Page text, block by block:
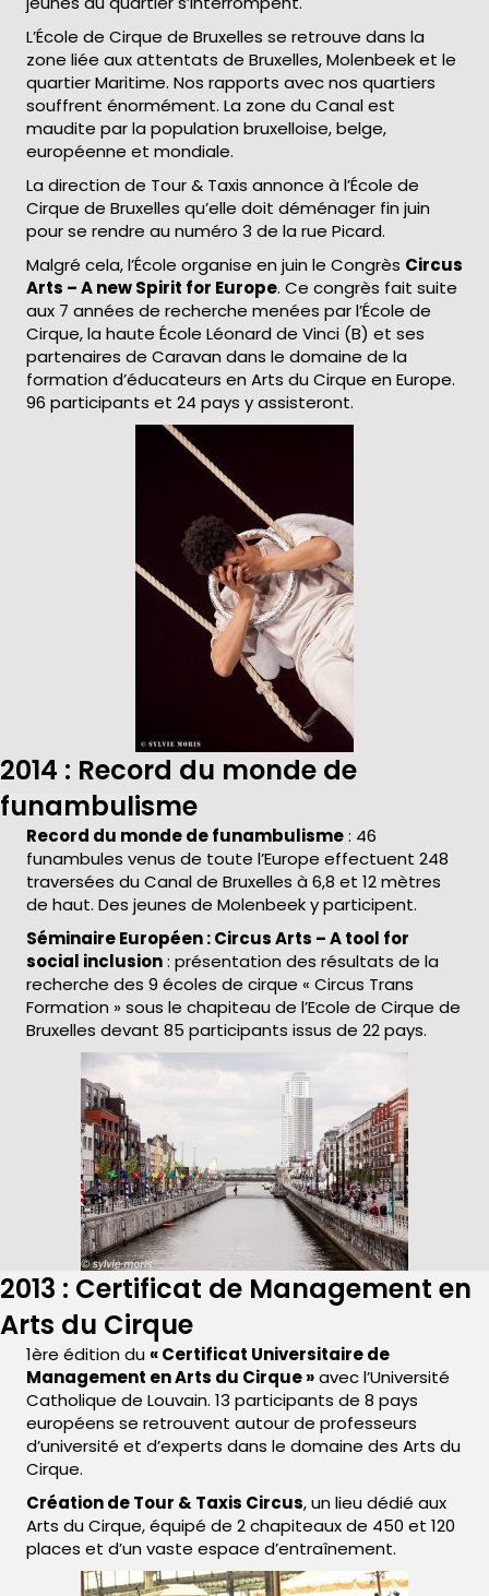
L’École de Cirque de Bruxelles se retrouve dans la
zone liée aux attentats de Bruxelles, Molenbeek et le
quartier Maritime. Nos rapports avec nos quartiers
souffrent énormément. La zone du Canal est
maudite par la population bruxelloise, belge,
européenne et mondiale.
La direction de Tour & Taxis annonce à l’École de
Cirque de Bruxelles qu’elle doit déménager fin juin
pour se rendre au numéro 3 de la rue Picard.
Malgré cela, l’École organise en juin le Congrès Circus
Arts – A new Spirit for Europe. Ce congrès fait suite
aux 7 années de recherche menées par l’École de
Cirque, la haute École Léonard de Vinci (B) et ses
partenaires de Caravan dans le domaine de la
formation d’éducateurs en Arts du Cirque en Europe.
96 participants et 24 pays y assisteront.
2014 : Record du monde de
funambulisme
Record du monde de funambulisme: 46
funambules venus de toute l’Europe effectuent 248
traversées du Canal de Bruxelles à 6,8 et 12 mètres
de haut. Des jeunes de Molenbeek y participent.
Séminaire Européen : Circus Arts – A tool for
social inclusion: présentation des résultats de la
recherche des 9 écoles de cirque « Circus Trans
Formation » sous le chapiteau de l’Ecole de Cirque de
Bruxelles devant 85 participants issus de 22 pays.
2013 : Certificat de Management en
Arts du Cirque
1ère édition du « Certificat Universitaire de
Management en Arts du Cirque »avec l’Université
Catholique de Louvain. 13 participants de 8 pays
européens se retrouvent autour de professeurs
d’université et d’experts dans le domaine des Arts du
Cirque.
Création de Tour & Taxis Circus, un lieu dédié aux
Arts du Cirque, équipé de 2 chapiteaux de 450 et 120
places et d’un vaste espace d’entraînement.